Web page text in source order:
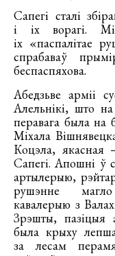
Сапегі сталі
і іх ворагі.
іх «паспалітае
спрабаваў
беспаспяхова.
Абедзьве арміі
Алельнікі, што
перавага была на
Міхала
Коцэла, якасная
Сапегі. Апошні ў
артылерыю,
рушэнне магло
кавалерыю з
Зрэшты, пазіцыя
была крыху
за лесам